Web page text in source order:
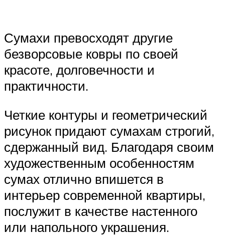
Сумахи превосходят другие
безворсовые ковры по своей
красоте, долговечности и
практичности.
Четкие контуры и геометрический
рисунок придают сумахам строгий,
сдержанный вид. Благодаря своим
художественным особенностям
сумах отлично впишется в
интерьер современной квартиры,
послужит в качестве настенного
или напольного украшения.